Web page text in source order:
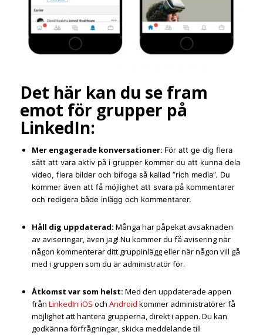
Det här kan du se fram
emot för grupper på
LinkedIn:
Mer engagerade konversationer: För att ge dig flera
sätt att vara aktiv på i grupper kommer du att kunna dela
video, flera bilder och bifoga så kallad ”rich media”. Du
kommer även att få möjlighet att svara på kommentarer
och redigera både inlägg och kommentarer.
Håll dig uppdaterad: Många har påpekat avsaknaden
av aviseringar, även jag! Nu kommer du få avisering när
någon kommenterar ditt gruppinlägg eller när någon vill gå
med i gruppen som du är administratör för.
Åtkomst var som helst: Med den uppdaterade appen
från LinkedIn iOS och Android kommer administratörer få
möjlighet att hantera grupperna, direkt i appen. Du kan
godkänna förfrågningar, skicka meddelande till